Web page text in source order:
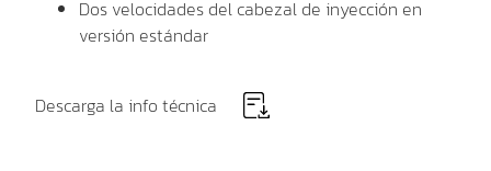
Dos velocidades del cabezal de inyección en
versión estándar
Descarga la info técnica